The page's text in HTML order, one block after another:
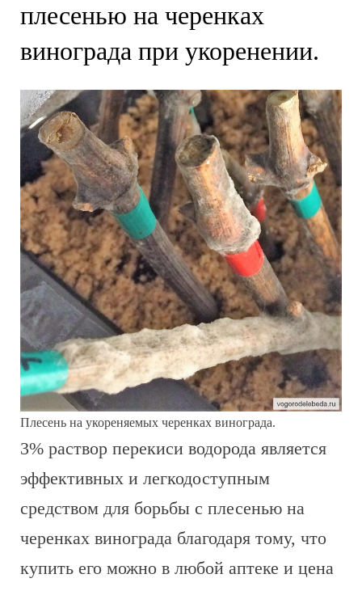
плесенью на черенках
винограда при укоренении.
Плесень на укореняемых черенках винограда.
3% раствор перекиси водорода является
эффективных и легкодоступным
средством для борьбы с плесенью на
черенках винограда благодаря тому, что
купить его можно в любой аптеке и цена